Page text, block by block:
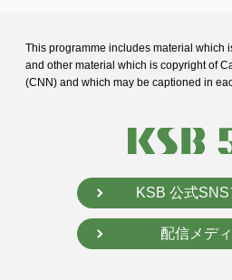
This programme includes material which
and other material which is copyright of
(CNN) and which may be captioned in
KSB 公式SNS
配信メデ